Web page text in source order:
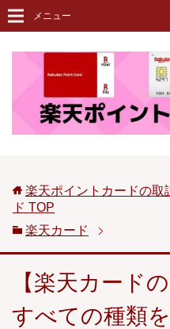
メニュー
楽天ポイントカードの取
ド TOP
楽天カード
【楽天カード
すべての種類